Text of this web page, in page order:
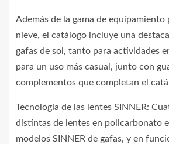
Además de la gama de equipamiento
nieve, el catálogo incluye una
gafas de sol, tanto para actividades
para un uso más casual, junto con
complementos que completan el
Tecnología de las lentes SINNER:
distintas de lentes en policarbonato
modelos SINNER de gafas, y en